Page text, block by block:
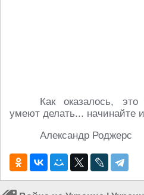
Как оказалось,
умеют делать... начинайте
Александр Роджерс